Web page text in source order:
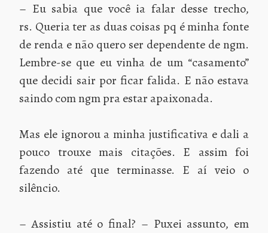
– Eu sabia que você ia falar desse trecho,
rs. Queria ter as duas coisas pq é minha fonte
de renda e não quero ser dependente de ngm.
Lembre-se que eu vinha de um “casamento”
que decidi sair por ficar falida. E não estava
saindo com ngm pra estar apaixonada.
Mas ele ignorou a minha justificativa e dali a
pouco trouxe mais citações. E assim foi
fazendo até que terminasse. E aí veio o
silêncio.
– Assistiu até o final? – Puxei assunto, em